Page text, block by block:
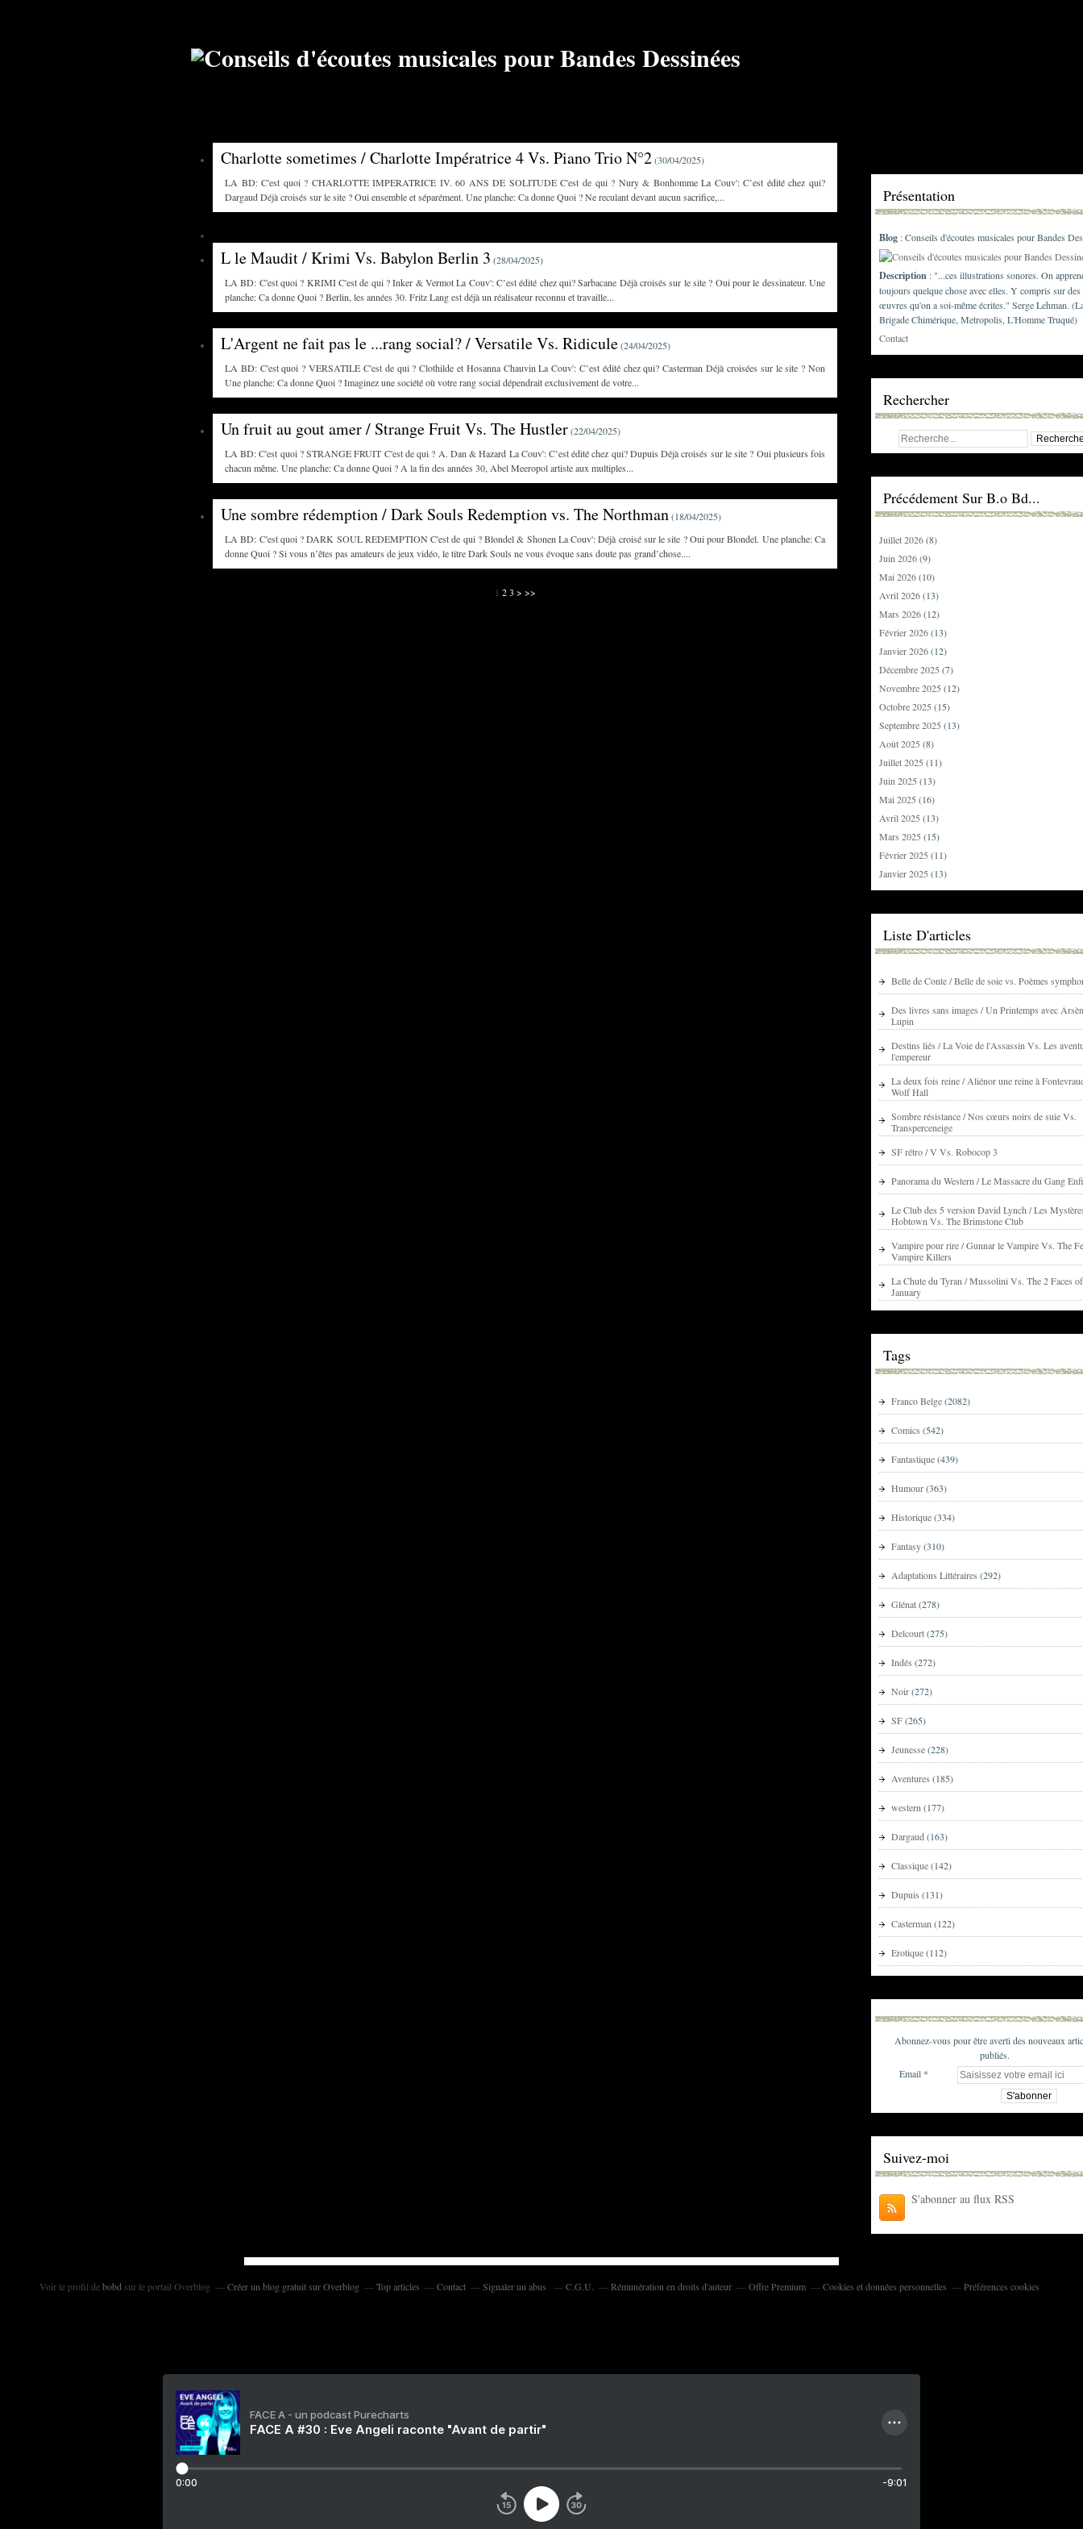
Charlotte sometimes / Charlotte Impératrice 4 Vs. Piano Trio N°2(30/04/2025)
LA BD: C'est quoi ? CHARLOTTE IMPERATRICE IV. 60 ANS DE SOLITUDE C'est de qui ? Nury & Bonhomme La Couv': C’est édité chez qui?
Dargaud Déjà croisés sur le site ? Oui ensemble et séparément. Une planche: Ca donne Quoi ? Ne reculant devant aucun sacrifice,...
L le Maudit / Krimi Vs. Babylon Berlin 3 (28/04/2025)
LA BD: C'est quoi ? KRIMI C'est de qui ? Inker & Vermot La Couv': C’est édité chez qui? Sarbacane Déjà croisés sur le site ? Oui pour le dessinateur. Une
planche: Ca donne Quoi ? Berlin, les années 30. Fritz Lang est déjà un réalisateur reconnu et travaille...
L'Argent ne fait pas le ...rang social? / Versatile Vs. Ridicule(24/04/2025)
LA BD: C'est quoi ? VERSATILE C'est de qui ? Clothilde et Hosanna Chauvin La Couv': C’est édité chez qui? Casterman Déjà croisées sur le site ? Non
Une planche: Ca donne Quoi ? Imaginez une société où votre rang social dépendrait exclusivement de votre...
Un fruit au gout amer / Strange Fruit Vs. The Hustler(22/04/2025)
LA BD: C'est quoi ? STRANGE FRUIT C'est de qui ? A. Dan & Hazard La Couv': C’est édité chez qui? Dupuis Déjà croisés sur le site ? Oui plusieurs fois
chacun même. Une planche: Ca donne Quoi ? A la fin des années 30, Abel Meeropol artiste aux multiples...
Une sombre rédemption / Dark Souls Redemption vs. The Northman(18/04/2025)
LA BD: C'est quoi ? DARK SOUL REDEMPTION C'est de qui ? Blondel & Shonen La Couv': Déjà croisé sur le site ? Oui pour Blondel. Une planche: Ca
donne Quoi ? Si vous n’êtes pas amateurs de jeux vidéo, le titre Dark Souls ne vous évoque sans doute pas grand’chose....
1 2 3 > >>
Présentation
Blog : Conseils d'écoutes musicales pour Bandes
Description : "...ces illustrations sonores. On
toujours quelque chose avec elles. Y compris sur des
œuvres qu'on a soi-même écrites." Serge Lehman.
Brigade Chimérique, Metropolis, L'Homme Truqué)
Contact
Rechercher
Précédement Sur B.o Bd...
Juillet 2026(8)
Juin 2026(9)
Mai 2026(10)
Avril 2026(13)
Mars 2026(12)
Février 2026(13)
Janvier 2026(12)
Décembre 2025 (7)
Novembre 2025 (12)
Octobre 2025 (15)
Septembre 2025 (13)
Août 2025 (8)
Juillet 2025 (11)
Juin 2025 (13)
Mai 2025 (16)
Avril 2025 (13)
Mars 2025 (15)
Février 2025 (11)
Janvier 2025 (13)
Liste D'articles
Belle de Conte / Belle de soie vs. Poèmes
Des livres sans images / Un Printemps avec
Lupin
Destins liés / La Voie de l'Assassin Vs. Les
l'empereur
La deux fois reine / Aliénor une reine à
Wolf Hall
Sombre résistance / Nos cœurs noirs de suie Vs.
Transperceneige
SF rétro / V Vs. Robocop 3
Panorama du Western / Le Massacre du Gang
Le Club des 5 version David Lynch / Les
Hobtown Vs. The Brimstone Club
Vampire pour rire / Gunnar le Vampire Vs. The
Vampire Killers
La Chute du Tyran / Mussolini Vs. The 2 Faces of
January
Tags
Franco Belge(2082)
Comics (542)
Fantastique(439)
Humour(363)
Historique(334)
Fantasy(310)
Adaptations Littéraires (292)
Glénat(278)
Delcourt(275)
Indés (272)
Noir(272)
SF(265)
Jeunesse(228)
Aventures (185)
western (177)
Dargaud (163)
Classique(142)
Dupuis (131)
Casterman (122)
Erotique(112)
Abonnez-vous pour être averti des nouveaux
publiés.
Email
Suivez-moi
S'abonner au flux RSS
Voir le profil debobd sur le portail Overblog Créer un blog gratuit sur Overblog Top articles Contact Signaler un abus C.G.U. Rémunération en droits d'auteur Offre Premium Cookies et données personnelles Préférences cookies
FACE A - un podcast Purecharts
FACE A #30 : Eve Angeli raconte "Avant de partir"
0:00 -9:01